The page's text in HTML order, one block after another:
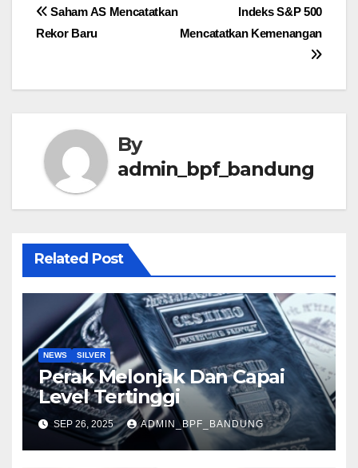
Post
Indeks S&P 500
Mencatatkan Kemenangan
Saham AS Mencatatkan
Rekor Baru
By
admin_bpf_bandung
Related Post
NEWS SILVER
Perak Melonjak Dan Capai
Level Tertinggi
SEP 26, 2025 ADMIN_BPF_BANDUNG